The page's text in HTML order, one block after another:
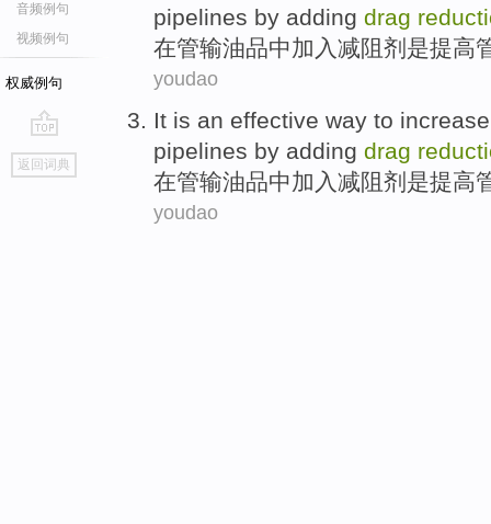
音频例句
视频例句
权威例句
go
top
返回词典
pipelines by adding drag
在管输油品中加入减阻 剂 是提高
youdao
It is an effective way to increase
pipelines by adding drag
在管输油品中加入 减阻 剂 是提高
youdao